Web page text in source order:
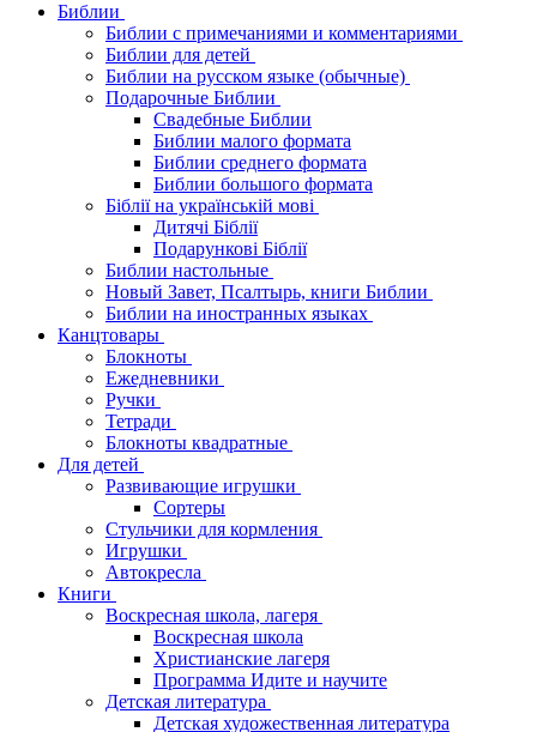
Библии
Библии с примечаниями и комментариями
Библии для детей
Библии на русском языке (обычные)
Подарочные Библии
Свадебные Библии
Библии малого формата
Библии среднего формата
Библии большого формата
Біблії на українській мові
Дитячі Біблії
Подарункові Біблії
Библии настольные
Новый Завет, Псалтырь, книги Библии
Библии на иностранных языках
Канцтовары
Блокноты
Ежедневники
Ручки
Тетради
Блокноты квадратные
Для детей
Развивающие игрушки
Сортеры
Стульчики для кормления
Игрушки
Автокресла
Книги
Воскресная школа, лагеря
Воскресная школа
Христианские лагеря
Программа Идите и научите
Детская литература
Детская художественная литература